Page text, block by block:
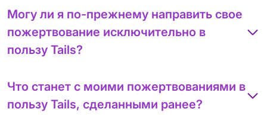
Могу ли я по-прежнему направить свое
пожертвование исключительно в
пользу Tails?
Что станет с моими пожертвованиями в
пользу Tails, сделанными ранее?